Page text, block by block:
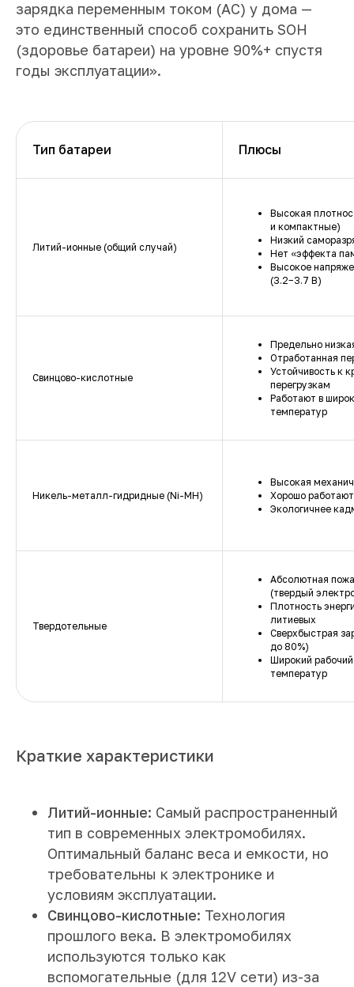
зарядка переменным током (AC) у дома —
это единственный способ сохранить SOH
(здоровье батареи) на уровне 90%+ спустя
годы эксплуатации».
Тип батареи Плюсы
Литий-ионные (общий случай)
Высокая
и компактные)
Низкий
Нет «эффекта
Высокое
(3.2−3.7 В)
Свинцово-кислотные
Предельно
Отработанная
Устойчивость к
перегрузкам
Работают в
температур
Никель-металл-гидридные (Ni-MH)
Высокая
Хорошо
Экологичнее
Твердотельные
Абсолютная
(твердый
Плотность
литиевых
Сверхбыстрая
до 80%)
Широкий
температур
Краткие характеристики
Литий-ионные: Самый распространенный
тип в современных электромобилях.
Оптимальный баланс веса и емкости, но
требовательны к электронике и
условиям эксплуатации.
Свинцово-кислотные: Технология
прошлого века. В электромобилях
используются только как
вспомогательные (для 12V сети) из-за